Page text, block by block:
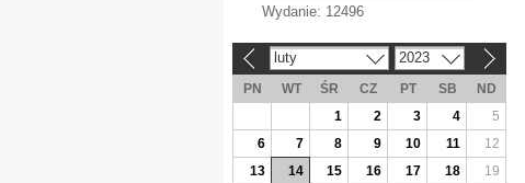
Wydanie: 12496
luty 2023
PN WT ŚR CZ PT SB
ND
1
2 3 4
5
6
7 8 9 10 11
12
13
14 15 16 17 18
19